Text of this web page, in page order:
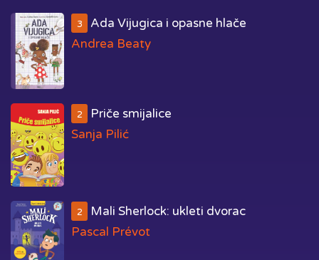
3
Ada Vijugica i opasne hlače
Andrea Beaty
2
Priče smijalice
Sanja Pilić
2
Mali Sherlock: ukleti dvorac
Pascal Prévot